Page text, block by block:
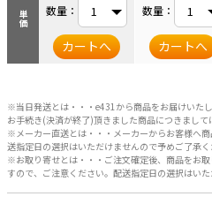
単価 数量：
カートへ
数量：
カートへ
※当日発送とは・・・e431から商品をお届けいた
お手続き(決済が終了)頂きました商品につきまして
※メーカー直送とは・・・メーカーからお客様へ
送指定日の選択はいただけませんので予めご了承く
※お取り寄せとは・・・ご注文確定後、商品をお
すので、ご注意ください。配送指定日の選択はい